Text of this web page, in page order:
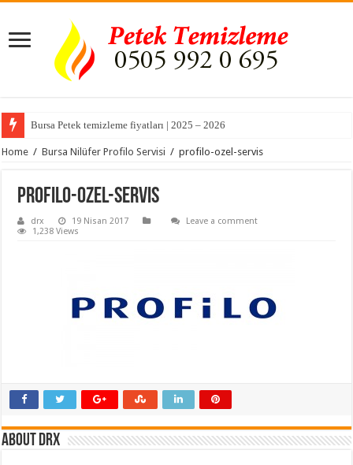
Bursa Petek temizleme fiyatları | 2025 – 2026
Home / Bursa Nilüfer Profilo Servisi / profilo-ozel-servis
profilo-ozel-servis
drx 19 Nisan 2017
Leave a comment
1,238 Views
About drx